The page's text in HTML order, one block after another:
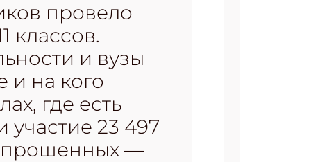
провело
классов.
и вузы
и на кого
где есть
23 497
—